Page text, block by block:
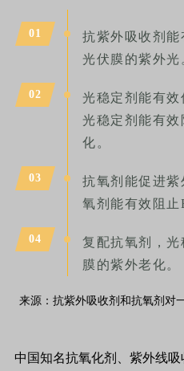
01
抗紫外吸收剂
光伏膜的紫外光
02
光稳定剂能有效
光稳定剂能有
化。
03
抗氧剂能促进
氧剂能有效阻止
04
复配抗氧剂，
膜的紫外老化。
来源：抗紫外吸收剂和抗氧剂对
中国知名抗氧化剂、紫外线